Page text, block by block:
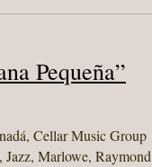
Pequeña”
, Cellar Music Group
, Jazz, Marlowe, Raymond